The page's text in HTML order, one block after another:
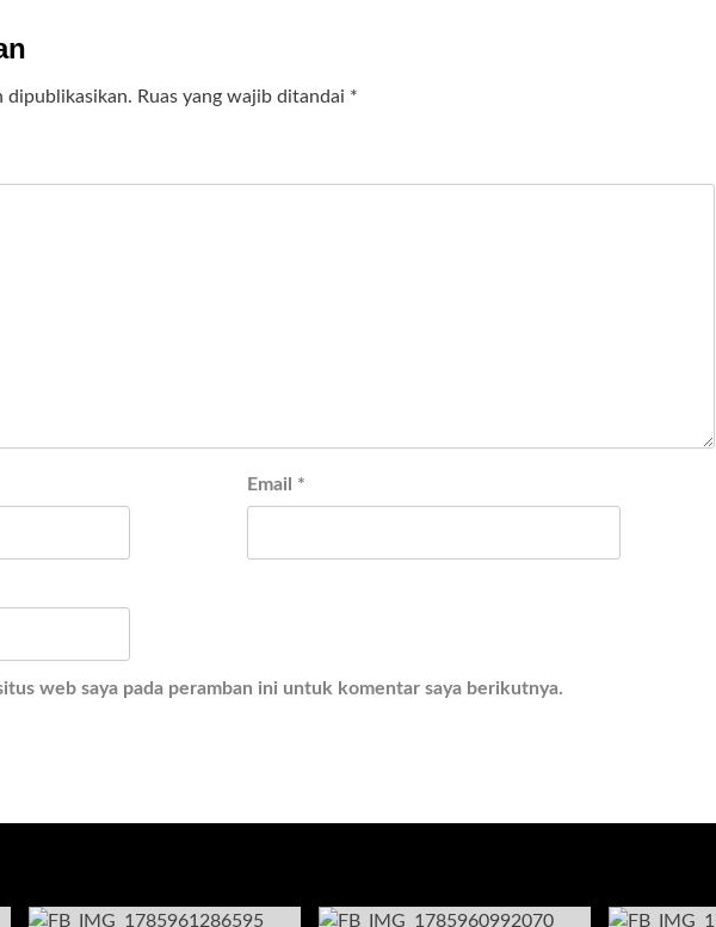
dipublikasikan. Ruas yang wajib ditandai *
Email *
web saya pada peramban ini untuk komentar saya berikutnya.